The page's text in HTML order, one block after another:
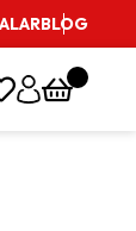
İmkanıBLOG